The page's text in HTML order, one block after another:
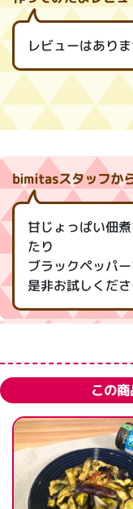
レビューはあり
bimitasスタッフか
甘じょっぱい佃
たり
ブラックペッパ
是非お試しくだ
この